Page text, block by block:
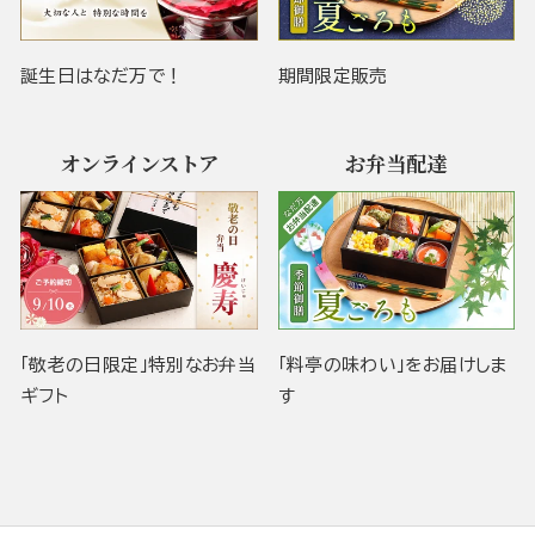
誕生日はなだ万で！ 期間限定販売
オンラインストア
「敬老の日限定」特別なお弁当
ギフト
お弁当配達
「料亭の味わい」をお届けしま
す